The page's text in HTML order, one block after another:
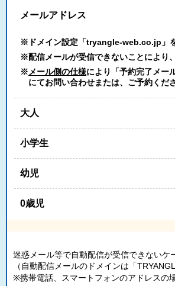
メールアドレス
※ドメイン設定「tryangle-web.co.jp」
※配信メールが受信できないことにより
※ メール側の仕様により「予約完了メー
にてお問い合わせまたは、ご予約くださ
大人
小学生
幼児
0歳児
迷惑メール等で自動配信が受信できないケ
（自動配信メールのドメインは「
※携帯電話、スマートフォンのアドレスの